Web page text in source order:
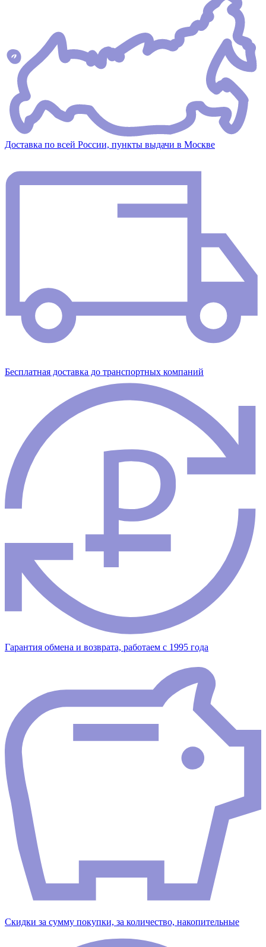
Доставка по всей России, пункты выдачи в Москве
Бесплатная доставка до транспортных компаний
Гарантия обмена и возврата, работаем с 1995 года
Скидки за сумму покупки, за количество, накопительные